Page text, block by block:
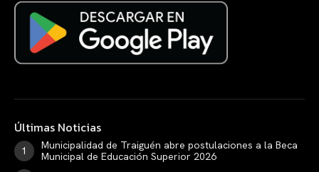
Últimas Noticias
Municipalidad de Traiguén abre postulaciones a la Beca
Municipal de Educación Superior 2026